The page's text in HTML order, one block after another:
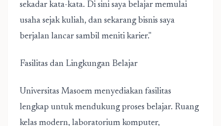
sekadar kata-kata. Di sini saya belajar memulai
usaha sejak kuliah, dan sekarang bisnis saya
berjalan lancar sambil meniti karier."
Fasilitas dan Lingkungan Belajar
Universitas Masoem menyediakan fasilitas
lengkap untuk mendukung proses belajar. Ruang
kelas modern, laboratorium komputer,